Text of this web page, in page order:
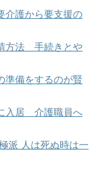
護から要支援の
方法 手続きとや
準備をするのが賢
入居 介護職員へ
派 人は死ぬ時は一